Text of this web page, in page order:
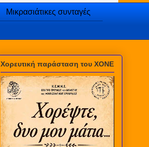
Μικρασιάτικες συνταγές
Χορευτική παράσταση του ΧΟΝΕ